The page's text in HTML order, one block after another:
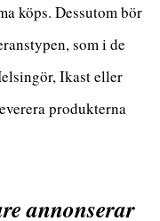
köps. Dessutom bör
som i de
Ikast eller
produkterna
annonserar